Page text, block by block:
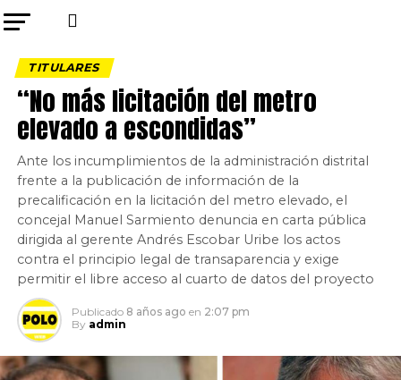
TITULARES
“No más licitación del metro
elevado a escondidas”
Ante los incumplimientos de la administración distrital
frente a la publicación de información de la
precalificación en la licitación del metro elevado, el
concejal Manuel Sarmiento denuncia en carta pública
dirigida al gerente Andrés Escobar Uribe los actos
contra el principio legal de transaparencia y exige
permitir el libre acceso al cuarto de datos del proyecto
Publicado 8 años ago en 2:07 pm
By admin